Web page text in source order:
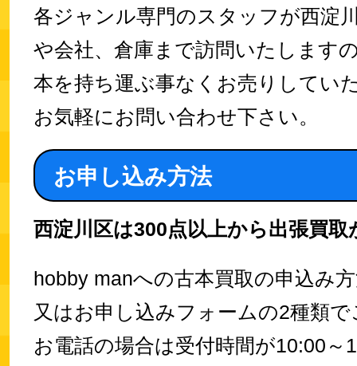
各ジャンル専門のスタッフが西淀
や会社、倉庫まで訪問いたします
本を持ち運ぶ事なくお売りしてい
お気軽にお問い合わせ下さい。
お申し込み方法
西淀川区は300点以上から出張買取
hobby manへの古本買取の申込み
又はお申し込みフォームの2種類
お電話の場合は受付時間が10:00～